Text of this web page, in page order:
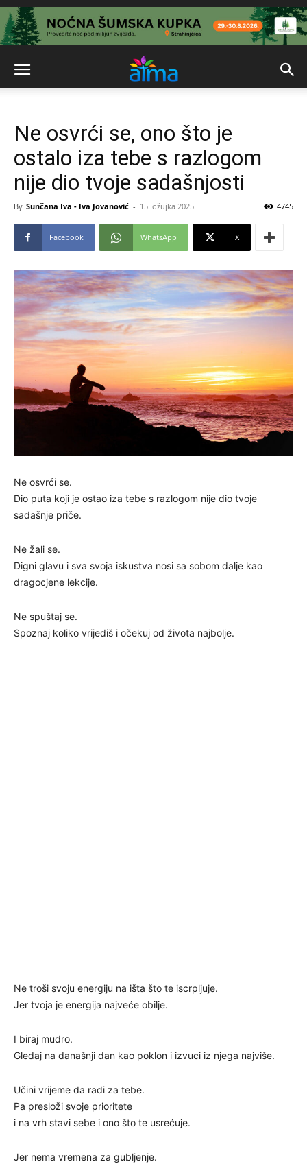
Ne osvrći se, ono što je
ostalo iza tebe s razlogom
nije dio tvoje sadašnjosti
By Sunčana Iva - Iva Jovanović - 15. ožujka 2025. 4745
Facebook WhatsApp X
Ne osvrći se.
Dio puta koji je ostao iza tebe s razlogom nije dio tvoje
sadašnje priče.
Ne žali se.
Digni glavu i sva svoja iskustva nosi sa sobom dalje kao
dragocjene lekcije.
Ne spuštaj se.
Spoznaj koliko vrijediš i očekuj od života najbolje.
Ne troši svoju energiju na išta što te iscrpljuje.
Jer tvoja je energija najveće obilje.
I biraj mudro.
Gledaj na današnji dan kao poklon i izvuci iz njega najviše.
Učini vrijeme da radi za tebe.
Pa presloži svoje prioritete
i na vrh stavi sebe i ono što te usrećuje.
Jer nema vremena za gubljenje.